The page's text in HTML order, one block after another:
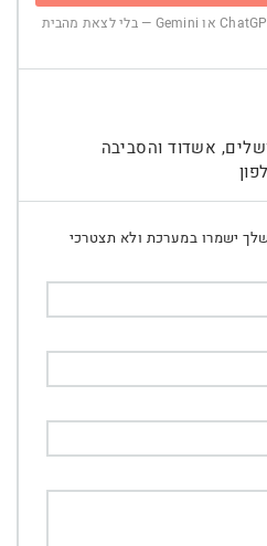
אשדוד והסביבה
ישמרו במערכת ולא תצטרכי